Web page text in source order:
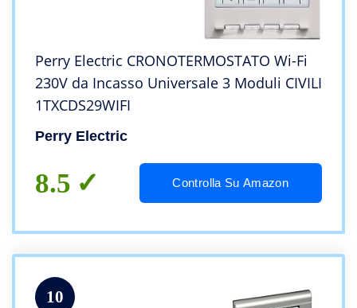
Perry Electric CRONOTERMOSTATO Wi-Fi
230V da Incasso Universale 3 Moduli CIVILI
1TXCDS29WIFI
Perry Electric
8.5 Controlla Su Amazon
10